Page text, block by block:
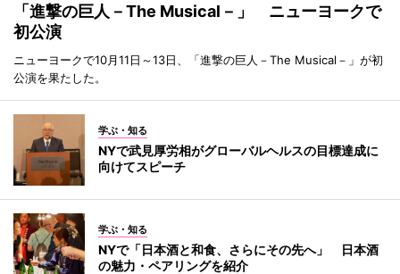
「進撃の巨人－The Musical－」 ニューヨークで
初公演
ニューヨークで10月11日～13日、「進撃の巨人－The Musical－」が初
公演を果たした。
学ぶ・知る
NYで武見厚労相がグローバルヘルスの目標達成に
向けてスピーチ
学ぶ・知る
NYで「日本酒と和食、さらにその先へ」 日本酒
の魅力・ペアリングを紹介